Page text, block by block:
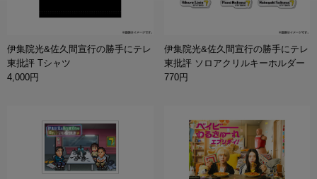
伊集院光&佐久間宣行の勝手にテレ
東批評 Tシャツ
4,000円
伊集院光&佐久間宣行の勝手にテレ
東批評 ソロアクリルキーホルダー
770円